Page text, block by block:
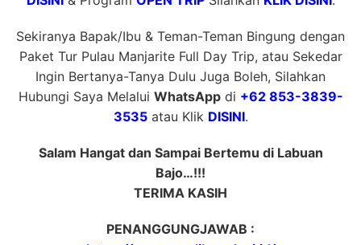
Sekiranya Bapak/Ibu & Teman-Teman Bingung dengan
Paket Tur Pulau Manjarite Full Day Trip, atau Sekedar
Ingin Bertanya-Tanya Dulu Juga Boleh, Silahkan
Hubungi Saya Melalui WhatsAppdi +62 853-3839-
3535atau Klik DISINI.
Salam Hangat dan Sampai Bertemu di Labuan
Bajo…!!!
TERIMA KASIH
PENANGGUNGJAWAB :